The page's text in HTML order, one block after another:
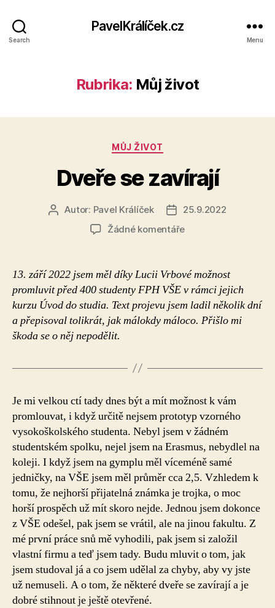
Search
PavelKrálíček.cz
Menu
Rubrika: Můj život
Rubriky
MŮJ ŽIVOT
Dveře se zavírají
Autor
příspěvku
Autor: Pavel Králíček
Datum
příspěvku
25.9.2022
Žádné komentářeu
názvem
se
zavírají
13. září 2022 jsem měl díky Lucii Vrbové možnost
promluvit před 400 studenty FPH VŠE v rámci jejich
kurzu Úvod do studia. Text projevu jsem ladil několik dní
a přepisoval tolikrát, jak málokdy máloco. Přišlo mi
škoda se o něj nepodělit.
Je mi velkou ctí tady dnes být a mít možnost k vám
promlouvat, i když určitě nejsem prototyp vzorného
vysokoškolského studenta. Nebyl jsem v žádném
studentském spolku, nejel jsem na Erasmus, nebydlel na
koleji. I když jsem na gymplu měl víceméně samé
jedničky, na VŠE jsem měl průměr cca 2,5. Vzhledem k
tomu, že nejhorší přijatelná známka je trojka, o moc
horší prospěch už mít skoro nejde. Jednou jsem dokonce
z VŠE odešel, pak jsem se vrátil, ale na jinou fakultu. Z
mé první práce snů mě vyhodili, pak jsem si založil
vlastní firmu a teď jsem tady. Budu mluvit o tom, jak
jsem studoval já a co jsem udělal za chyby, aby vy jste
už nemuseli. A o tom, že některé dveře se zavírají a je
dobré stihnout je ještě otevřené.